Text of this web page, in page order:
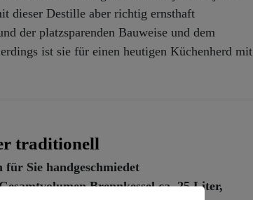
dieser Destille aber richtig ernsthaft
der platzsparenden Bauweise und dem
ist sie für einen heutigen Küchenherd mit
traditionell
Sie handgeschmiedet
Brennkessel ca. 25 Liter,